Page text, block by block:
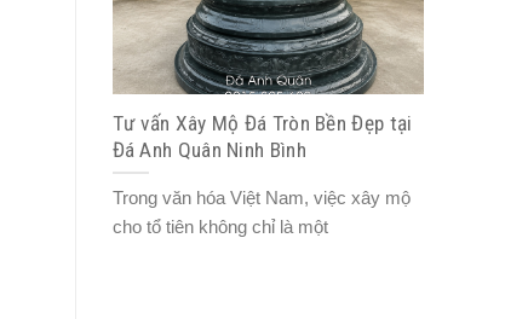
Tư vấn Xây Mộ Đá Tròn Bền Đẹp tại
Đá Anh Quân Ninh Bình
Trong văn hóa Việt Nam, việc xây mộ
cho tổ tiên không chỉ là một